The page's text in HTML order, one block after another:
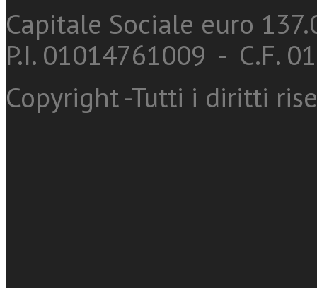
Capitale Sociale euro
P.I. 01014761009 - C.F.
Copyright -Tutti i diritti